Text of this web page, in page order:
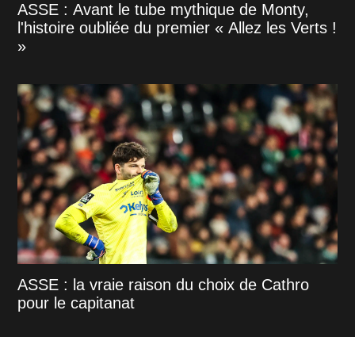
ASSE : Avant le tube mythique de Monty,
l'histoire oubliée du premier « Allez les Verts !
»
ASSE : la vraie raison du choix de Cathro
pour le capitanat